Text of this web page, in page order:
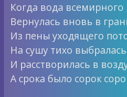
Когда вода всемирного
Вернулась вновь в
Из пены уходящего
На сушу тихо
И расстворилась в
А срока было сорок